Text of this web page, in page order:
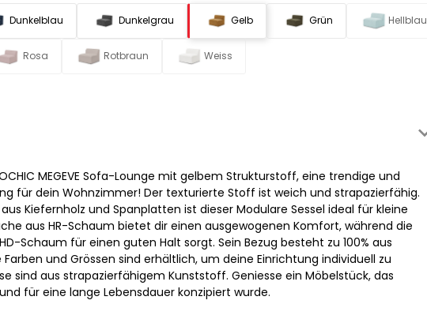
Dunkelblau Dunkelgrau Gelb Grün Hellblau
Rosa Rotbraun Weiss
MEGEVE Sofa-Lounge mit gelbem Strukturstoff, eine trendige und
für dein Wohnzimmer! Der texturierte Stoff ist weich und strapazierfähig.
Kiefernholz und Spanplatten ist dieser Modulare Sessel ideal für kleine
aus HR-Schaum bietet dir einen ausgewogenen Komfort, während die
Schaum für einen guten Halt sorgt. Sein Bezug besteht zu 100% aus
Farben und Grössen sind erhältlich, um deine Einrichtung individuell zu
sind aus strapazierfähigem Kunststoff. Geniesse ein Möbelstück, das
für eine lange Lebensdauer konzipiert wurde.